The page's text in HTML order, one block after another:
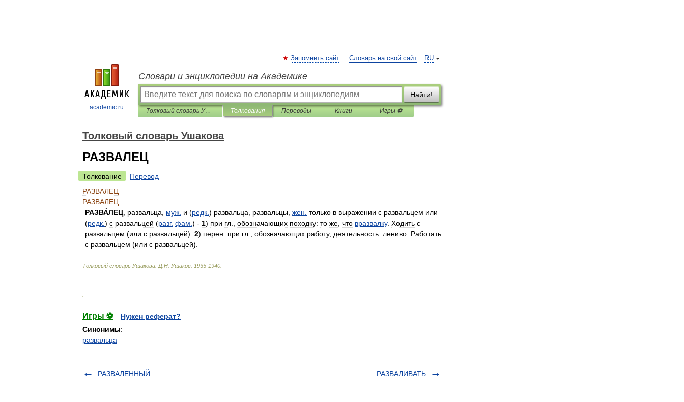
academic.ru
RU
Запомнить сайт Словарь на свой сайт
Словари и энциклопедии на Академике
Найти!
Толковый словарь Ушакова Толкования Переводы Книги Игры ⚽
Толковый словарь Ушакова
РАЗВАЛЕЦ
Толкование
Перевод
РАЗВАЛЕЦ
РАЗВАЛЕЦ
РАЗВА́ЛЕЦ развальца муж и (редк ) развальца развальцы жен только в выражении с развальцем или
(редк ) с развальцей (разг. фам ) - 1) при гл обозначающих походку: то же что вразвалку. Ходить с
развальцем (или с развальцей). 2) перен при гл обозначающих работу, деятельность: лениво Работать
с развальцем (или с развальцей).
Толковый словарь Ушакова Д Н Ушаков 1935-1940
Игры ⚽
Нужен реферат?
Синонимы:
развальца
РАЗВАЛЕННЫЙ РАЗВАЛИВАТЬ